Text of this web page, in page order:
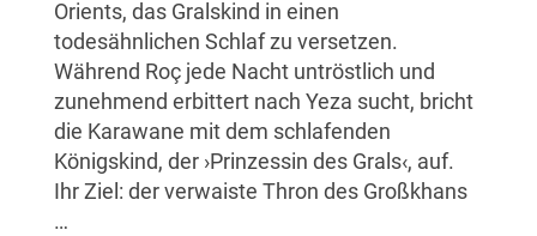
Orients, das Gralskind in einen
todesähnlichen Schlaf zu versetzen.
Während Roç jede Nacht untröstlich und
zunehmend erbittert nach Yeza sucht, bricht
die Karawane mit dem schlafenden
Königskind, der ›Prinzessin des Grals‹, auf.
Ihr Ziel: der verwaiste Thron des Großkhans
…